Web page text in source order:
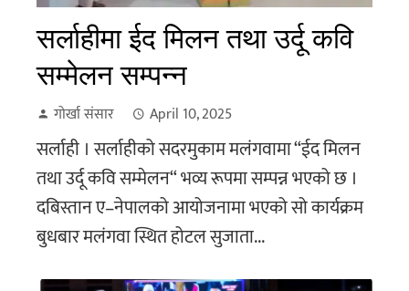
सर्लाहीमा ईद मिलन तथा उर्दू कवि
सम्मेलन सम्पन्न
गोर्खा संसार April 10, 2025
सर्लाही । सर्लाहीको सदरमुकाम मलंगवामा “ईद मिलन
तथा उर्दू कवि सम्मेलन“ भव्य रूपमा सम्पन्न भएको छ ।
दबिस्तान ए–नेपालको आयोजनामा भएको सो कार्यक्रम
बुधबार मलंगवा स्थित होटल सुजाता...